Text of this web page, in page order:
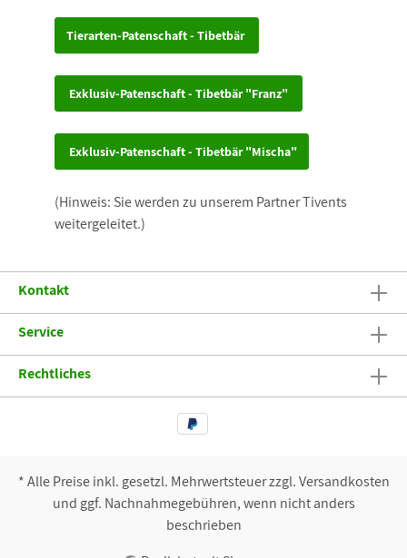
Tierarten-Patenschaft - Tibetbär
Exklusiv-Patenschaft - Tibetbär "Franz"
Exklusiv-Patenschaft - Tibetbär "Mischa"
(Hinweis: Sie werden zu unserem Partner Tivents
weitergeleitet.)
Kontakt
Service
Rechtliches
* Alle Preise inkl. gesetzl. Mehrwertsteuer zzgl. Versandkosten
und ggf. Nachnahmegebühren, wenn nicht anders
beschrieben